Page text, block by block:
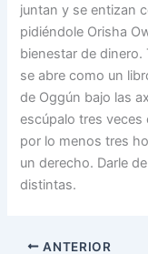
juntan y se entizan
pidiéndole Orisha
bienestar de dinero.
se abre como un
de Oggún bajo las
escúpalo tres veces
por lo menos tres
un derecho. Darle
distintas.
ANTERIOR